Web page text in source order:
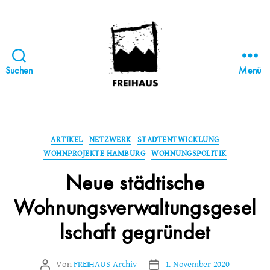
Suchen
STATTBAU
HAMBURG
Menü
Kategorien
ARTIKEL NETZWERK
STADTENTWICKLUNG
WOHNPROJEKTE HAMBURG WOHNUNGSPOLITIK
Neue städtische
Wohnungsverwaltungsgesel
lschaft gegründet
Beitragsautor
VonFREIHAUS-Archiv Veröffentlichungsdatum
1. November 2020